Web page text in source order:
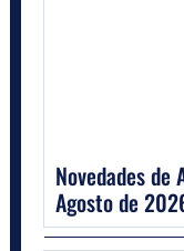
Novedades
Agosto de